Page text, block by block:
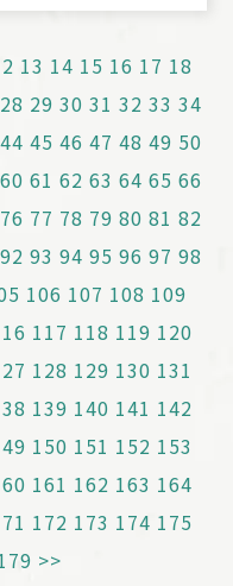
13 14 15 16 17 18
28 29 30 31 32 33 34
44 45 46 47 48 49 50
60 61 62 63 64 65 66
76 77 78 79 80 81 82
92 93 94 95 96 97 98
106 107 108 109
117 118 119 120
128 129 130 131
139 140 141 142
150 151 152 153
161 162 163 164
172 173 174 175
>>